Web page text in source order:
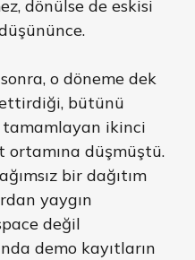
dönülse de eskisi
o döneme dek
bütünü
tamamlayan ikinci
ortamına düşmüştü.
bir dağıtım
yaygın
değil
demo kayıtların